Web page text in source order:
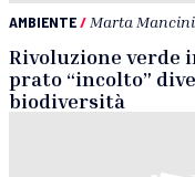
AMBIENTE/ Marta Mancini
Rivoluzione verde
prato “incolto”
biodiversità